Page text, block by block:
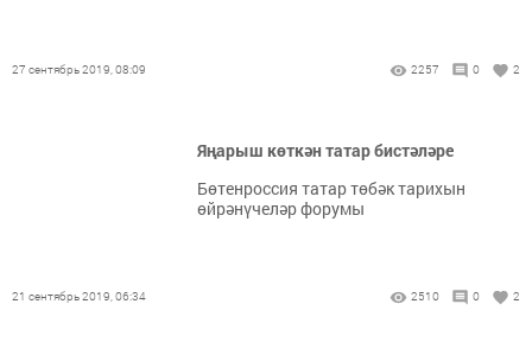
27 сентябрь 2019, 08:09 2257 0 2
Яңарыш көткән татар бистәләре
Бөтенроссия татар төбәк тарихын
өйрәнүчеләр форумы
21 сентябрь 2019, 06:34 2510 0 2